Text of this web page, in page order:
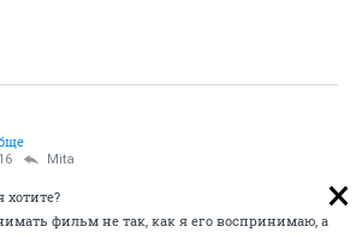
Mita
хотите?
фильм не так, как я его воспринимаю, а